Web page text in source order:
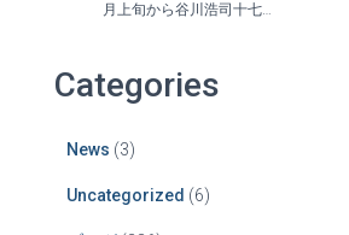
月上旬から谷川浩司十七…
Categories
News (3)
Uncategorized (6)